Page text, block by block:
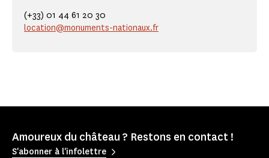
(+33) 01 44 61 20 30
location@monuments-nationaux.fr
Amoureux du château ? Restons en contact !
S'abonner à l'infolettre